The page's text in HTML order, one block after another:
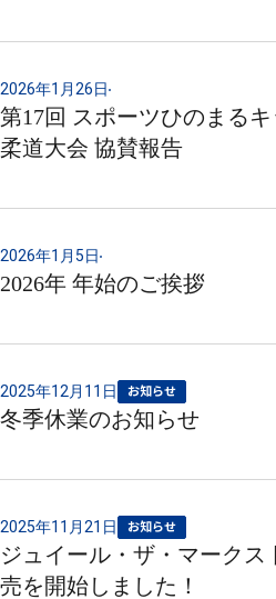
2026年1月26日
第17回 スポーツひのまる
柔道大会 協賛報告
2026年1月5日
2026年 年始のご挨拶
2025年12月11日 お知らせ
冬季休業のお知らせ
2025年11月21日 お知らせ
ジュイール・ザ・マークス
売を開始しました！